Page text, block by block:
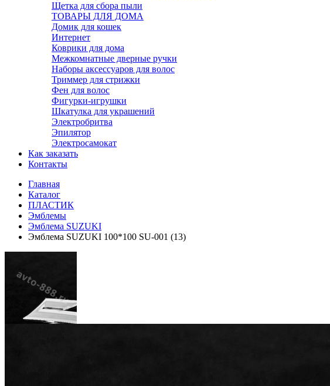
Щетка для сбора пыли
ТОВАРЫ ДЛЯ ДОМА
Домик для кошек
Интернет
Коврики для дома
Межкомнатные дверные ручки
Наборы аксессуаров для волос
Триммер для стрижки
Фен для волос
Фигурки-игрушки
Шкатулка для украшений
Электробритва
Эпилятор
Электросамокат
Как заказать
Контакты
Главная
Каталог
ПЛАСТИК
Эмблемы
Эмблема SUZUKI
Эмблема SUZUKI 100*100 SU-001 (13)